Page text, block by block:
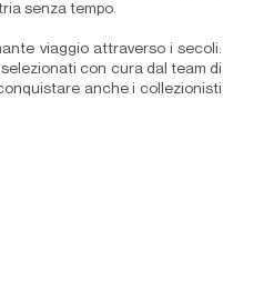
senza tempo.
viaggio attraverso i secoli:
selezionati con cura dal team di
anche i collezionisti